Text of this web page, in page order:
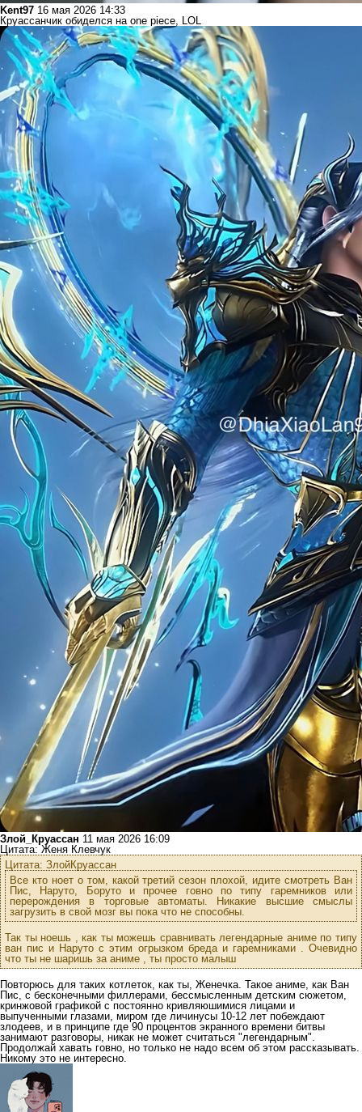
Kent97 16 мая 2026 14:33
Круассанчик обиделся на one piece, LOL
Злой_Круассан 11 мая 2026 16:09
Цитата: Женя Клевчук
Цитата: ЗлойКруассан
Все кто ноет о том, какой третий сезон плохой, идите смотреть Ван
Пис, Наруто, Боруто и прочее говно по типу гаремников или
перерождения в торговые автоматы. Никакие высшие смыслы
загрузить в свой мозг вы пока что не способны.
Так ты ноешь , как ты можешь сравнивать легендарные аниме по типу
ван пис и Наруто с этим огрызком бреда и гаремниками . Очевидно
что ты не шаришь за аниме , ты просто малыш
Повторюсь для таких котлеток, как ты, Женечка. Такое аниме, как Ван
Пис, с бесконечными филлерами, бессмысленным детским сюжетом,
кринжовой графикой с постоянно кривляюшимися лицами и
выпученными глазами, миром где личинусы 10-12 лет побеждают
злодеев, и в принципе где 90 процентов экранного времени битвы
занимают разговоры, никак не может считаться "легендарным".
Продолжай хавать говно, но только не надо всем об этом рассказывать.
Никому это не интересно.